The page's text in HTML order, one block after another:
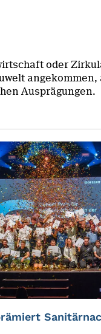
oder
angekommen,
Ausprägungen.